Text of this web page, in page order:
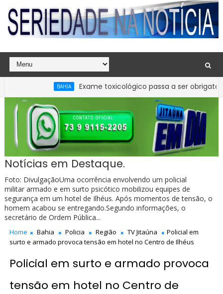
Exame toxicológico passa a ser obrigatório para
Notícias em Destaque.
Foto: DivulgaçãoUma ocorrência envolvendo um policial
militar armado e em surto psicótico mobilizou equipes de
segurança em um hotel de Ilhéus. Após momentos de tensão, o
homem acabou se entregando.Segundo informações, o
secretário de Ordem Pública...
Home Bahia Policia Região TV Jitaúna
Policial em
surto e armado provoca tensão em hotel no Centro de Ilhéus
Policial em surto e armado provoca
tensão em hotel no Centro de